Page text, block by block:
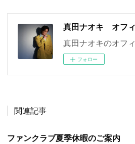
真田ナオキ オフ
真田ナオキのオフ
フォロー
関連記事
ファンクラブ夏季休暇のご案内